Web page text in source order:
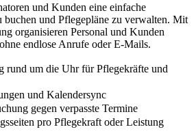
und Kunden eine einfache
und Pflegepläne zu verwalten. Mit
organisieren Personal und Kunden
endlose Anrufe oder E-Mails.
rund um die Uhr für Pflegekräfte und
und Kalendersync
gegen verpasste Termine
pro Pflegekraft oder Leistung